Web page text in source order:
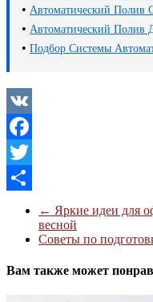
• Автоматический Полив
• Автоматический Полив
• Подбор Системы
VK
Facebook
Twitter
Отправить
← Яркие идеи для
весной
Советы по
Вам также может